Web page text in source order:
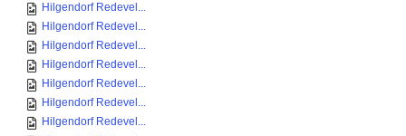
Hilgendorf Redevel...
Hilgendorf Redevel...
Hilgendorf Redevel...
Hilgendorf Redevel...
Hilgendorf Redevel...
Hilgendorf Redevel...
Hilgendorf Redevel...